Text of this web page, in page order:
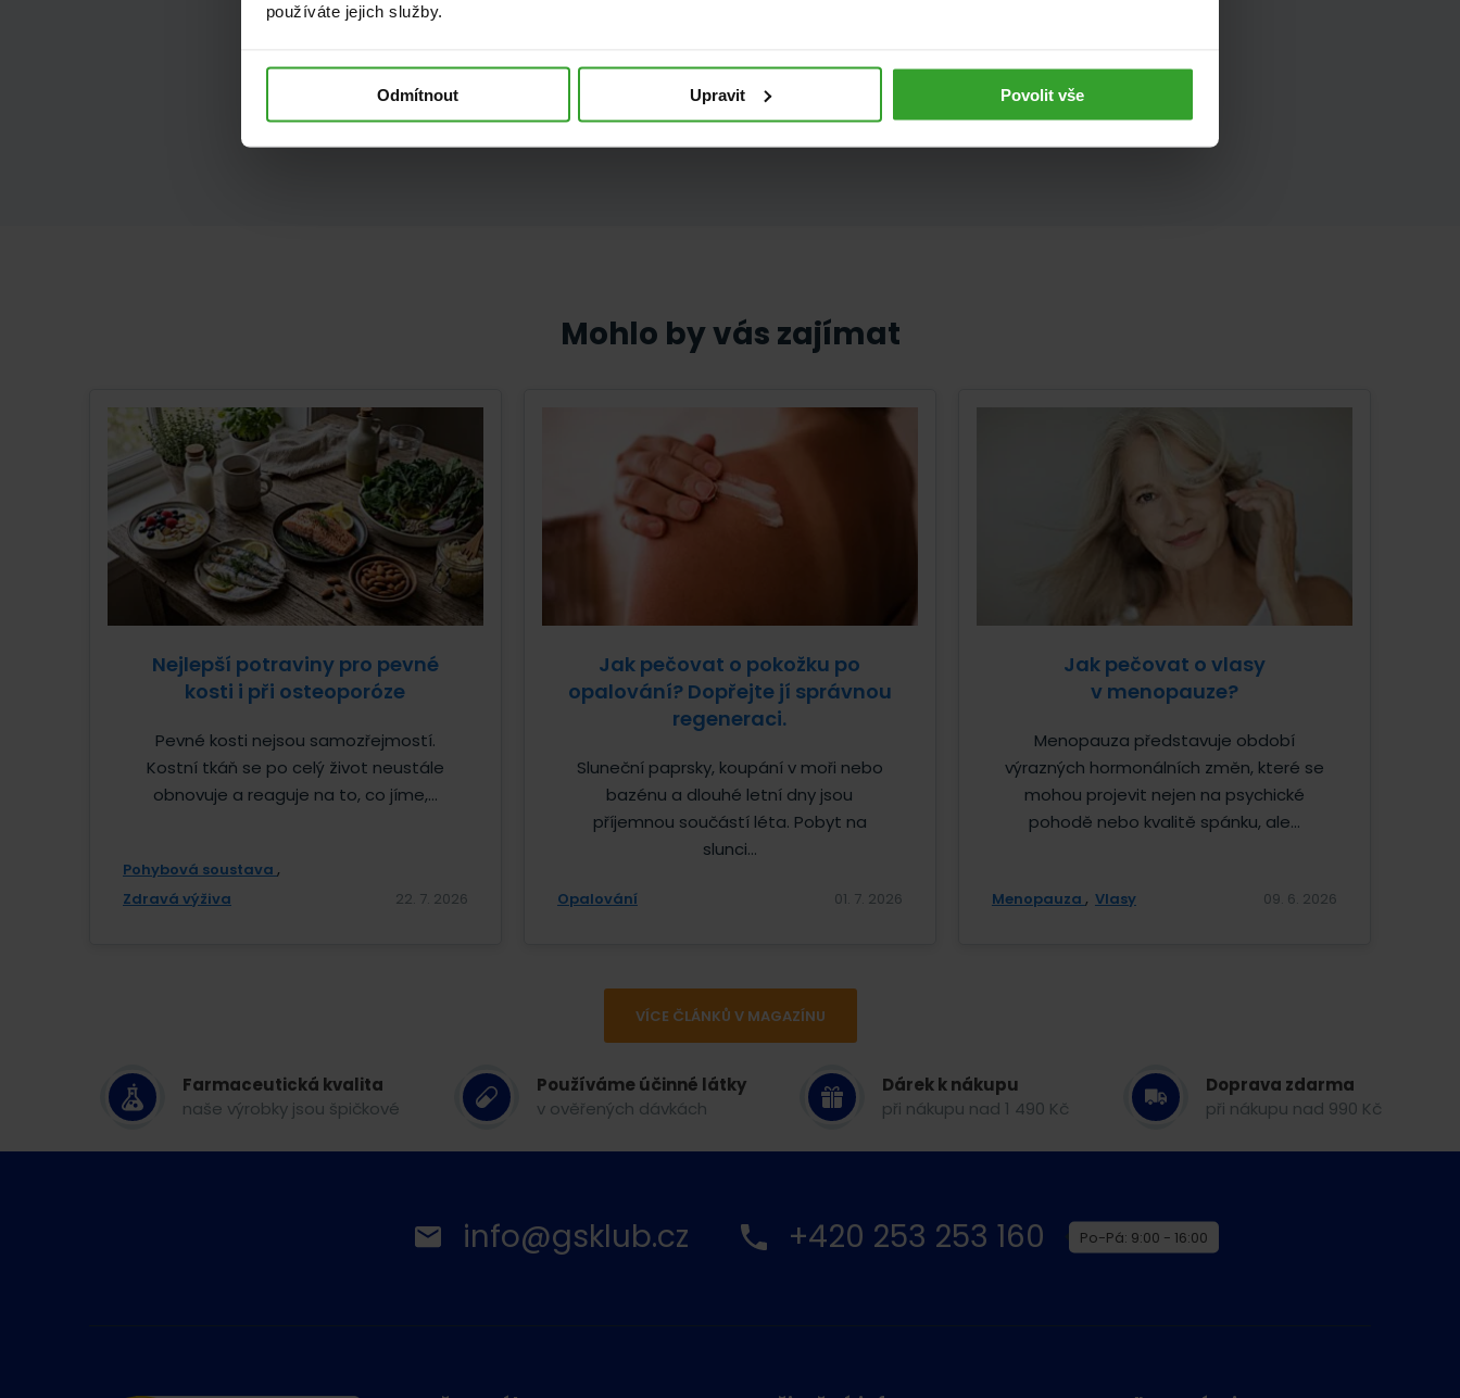
používáte jejich služby.
Odmítnout Upravit Povolit vše
Umíme vám pomoci i v dalších oblastech
Mohlo by vás zajímat
Nejlepší potraviny pro pevné
kosti i při osteoporóze
Pevné kosti nejsou samozřejmostí.
Kostní tkáň se po celý život neustále
obnovuje a reaguje na to, co jíme,...
Pohybová soustava
Zdravá výživa
22. 7. 2026
Jak pečovat o pokožku po
opalování? Dopřejte jí správnou
regeneraci.
Sluneční paprsky, koupání v moři nebo
bazénu a dlouhé letní dny jsou
příjemnou součástí léta. Pobyt na
slunci...
Opalování 01. 7. 2026
Jak pečovat o vlasy
v menopauze?
Menopauza představuje období
výrazných hormonálních změn, které se
mohou projevit nejen na psychické
pohodě nebo kvalitě spánku, ale...
Menopauza Vlasy 09. 6. 2026
VÍCE ČLÁNKŮ V MAGAZÍNU
Farmaceutická kvalita
naše výrobky jsou špičkové
Používáme účinné látky
v ověřených dávkách
Dárek k nákupu
při nákupu nad 1 490 Kč
Doprava zdarma
při nákupu nad 990 Kč
info@gsklub.cz +420 253 253 160 Po-Pá: 9:00 - 16:00